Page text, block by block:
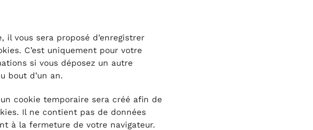
vous sera proposé d’enregistrer
C’est uniquement pour votre
si vous déposez un autre
bout d’un an.
cookie temporaire sera créé afin de
Il ne contient pas de données
à la fermeture de votre navigateur.